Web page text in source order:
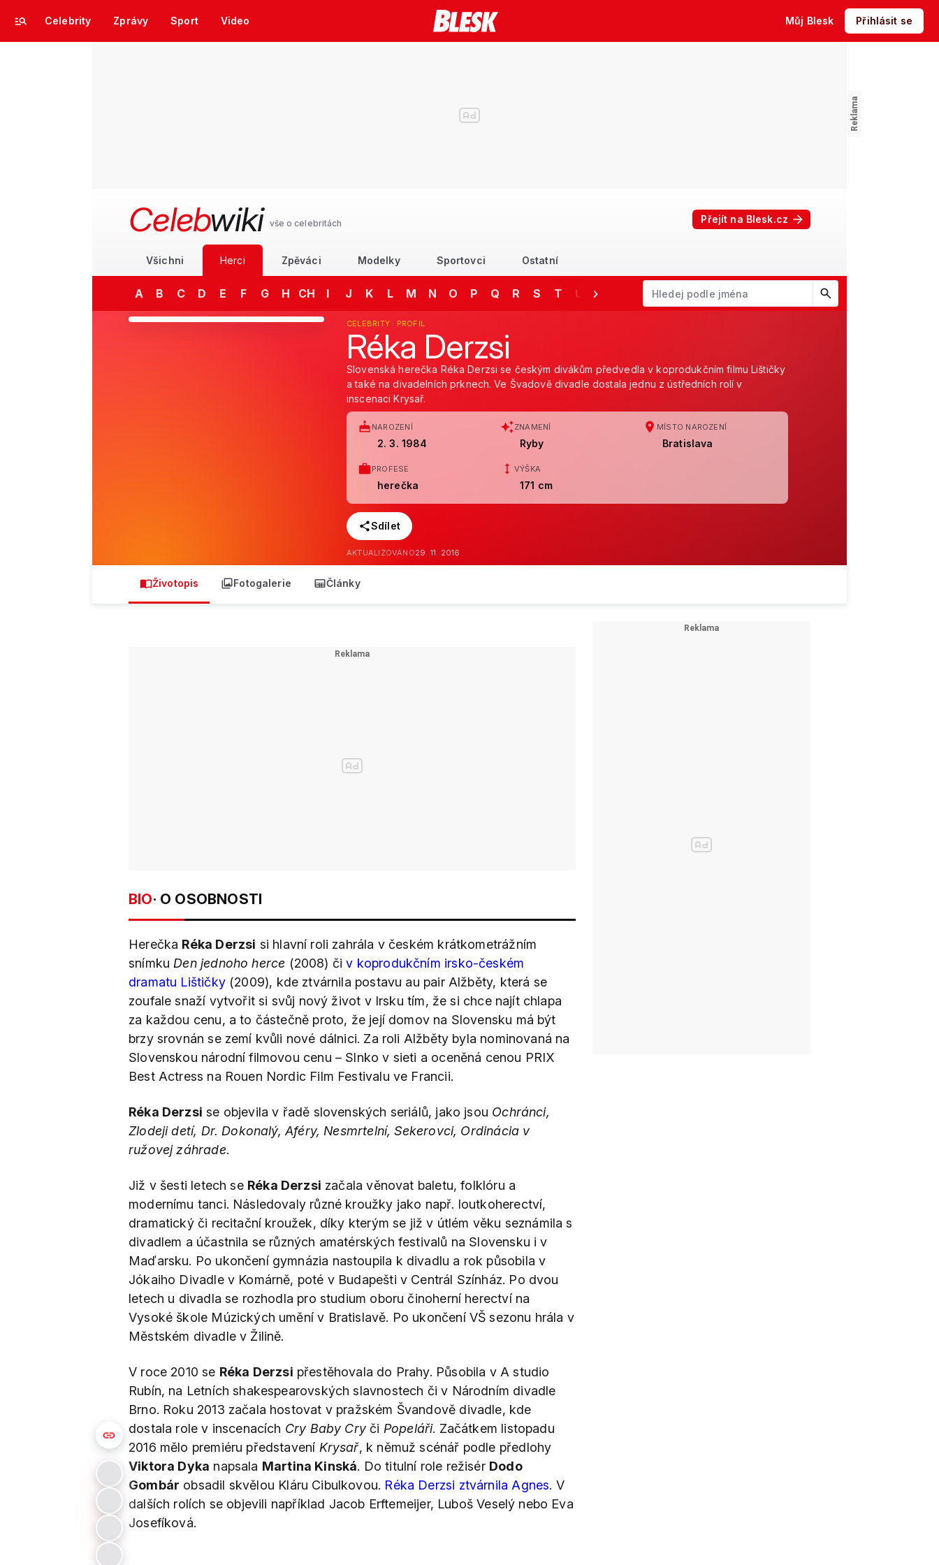
Celebrity Zprávy Sport Video Můj Blesk Přihlásit se
Celebwiki vše o celebritách Přejít na Blesk.cz
Všichni Herci Zpěváci Modelky Sportovci Ostatní
A B C D E F G H CH I J K L M N O P Q R S T U V Y Z
Začněte psát jméno. Šipkami dolů a nahoru procházejte návrhy,
CELEBRITY · PROFIL
Réka Derzsi
Slovenská herečka Réka Derzsi se českým divákům předvedla v koprodukčním filmu Lištičky
a také na divadelních prknech. Ve Švadově divadle dostala jednu z ústředních rolí v
inscenaci Krysař.
NAROZENÍ
2. 3. 1984
ZNAMENÍ
Ryby
MÍSTO NAROZENÍ
Bratislava
PROFESE
herečka
VÝŠKA
171 cm
Sdílet
AKTUALIZOVÁNO29. 11. 2016
Životopis Fotogalerie Články
BIO· O OSOBNOSTI
Herečka Réka Derzsi si hlavní roli zahrála v českém krátkometrážním
snímku Den jednoho herce (2008) čiv koprodukčním irsko-českém
dramatu Lištičky(2009), kde ztvárnila postavu au pair Alžběty, která se
zoufale snaží vytvořit si svůj nový život v Irsku tím, že si chce najít chlapa
za každou cenu, a to částečně proto, že její domov na Slovensku má být
brzy srovnán se zemí kvůli nové dálnici. Za roli Alžběty byla nominovaná na
Slovenskou národní filmovou cenu – Slnko v sieti a oceněná cenou PRIX
Best Actress na Rouen Nordic Film Festivalu ve Francii.
Réka Derzsi se objevila v řadě slovenských seriálů, jako jsou Ochránci,
Zlodeji detí, Dr. Dokonalý, Aféry, Nesmrtelní, Sekerovci, Ordinácia v
ružovej záhrade.
Již v šesti letech se Réka Derzsi začala věnovat baletu, folklóru a
modernímu tanci. Následovaly různé kroužky jako např. loutkoherectví,
dramatický či recitační kroužek, díky kterým se již v útlém věku seznámila s
divadlem a účastnila se různých amatérských festivalů na Slovensku i v
Maďarsku. Po ukončení gymnázia nastoupila k divadlu a rok působila v
Jókaiho Divadle v Komárně, poté v Budapešti v Centrál Színház. Po dvou
letech u divadla se rozhodla pro studium oboru činoherní herectví na
Vysoké škole Múzických umění v Bratislavě. Po ukončení VŠ sezonu hrála v
Městském divadle v Žilině.
V roce 2010 se Réka Derzsi přestěhovala do Prahy. Působila v A studio
Rubín, na Letních shakespearovských slavnostech či v Národním divadle
Brno. Roku 2013 začala hostovat v pražském Švandově divadle, kde
dostala role v inscenacích Cry Baby Cry či Popeláři. Začátkem listopadu
2016 mělo premiéru představení Krysař, k němuž scénář podle předlohy
Viktora Dyka napsala Martina Kinská. Do titulní role režisér Dodo
Gombár obsadil skvělou Kláru Cibulkovou. Réka Derzsi ztvárnila Agnes. V
dalších rolích se objevili například Jacob Erftemeijer, Luboš Veselý nebo Eva
Josefíková.